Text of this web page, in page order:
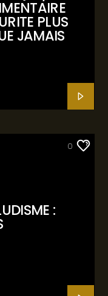
PLUS
JAMAIS
0
: